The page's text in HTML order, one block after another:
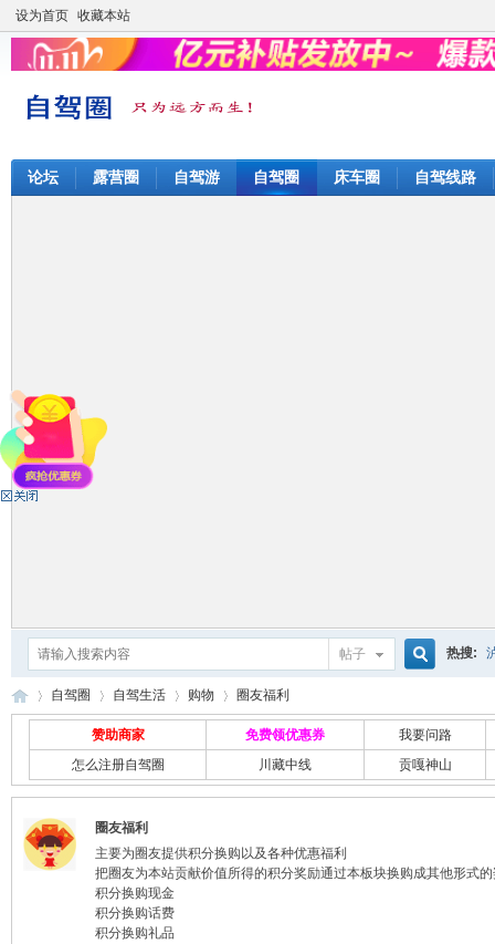
设为首页 收藏本站
论坛 露营圈 自驾游 自驾圈 床车圈 自驾线路
帖子
索
热搜:
自 ›
自驾圈
›
自驾生活
›
购物
›
圈友福利
赞助商家 免费领优惠券
我要问路
怎么注册自驾圈
川藏中线 贡嘎神山
圈友福利
主要为圈友提供积分换购以及各种优惠福利
把圈友为本站贡献价值所得的积分奖励通过本板块换购成其他形式
积分换购现金
积分换购话费
积分换购礼品